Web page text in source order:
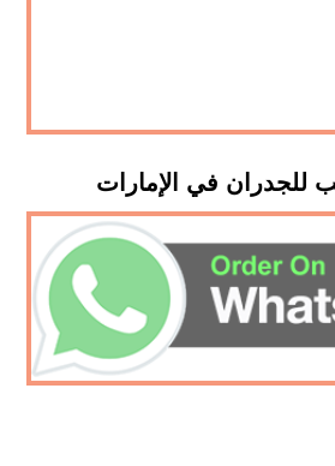
للجدران في الإمارات